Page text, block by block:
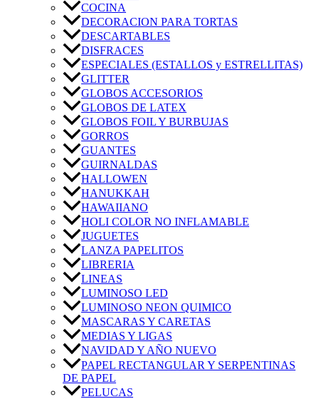
COCINA
DECORACION PARA TORTAS
DESCARTABLES
DISFRACES
ESPECIALES (ESTALLOS y ESTRELLITAS)
GLITTER
GLOBOS ACCESORIOS
GLOBOS DE LATEX
GLOBOS FOIL Y BURBUJAS
GORROS
GUANTES
GUIRNALDAS
HALLOWEN
HANUKKAH
HAWAIIANO
HOLI COLOR NO INFLAMABLE
JUGUETES
LANZA PAPELITOS
LIBRERIA
LINEAS
LUMINOSO LED
LUMINOSO NEON QUIMICO
MASCARAS Y CARETAS
MEDIAS Y LIGAS
NAVIDAD Y AÑO NUEVO
PAPEL RECTANGULAR Y SERPENTINAS
DE PAPEL
PELUCAS